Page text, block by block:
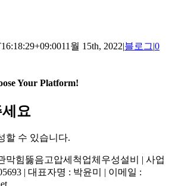
11월 15th, 2022|블로그|0
Your Platform!
요
할 수 있습니다.
막힘뚫음고압세척업체우성설비 | 사업
| 대표자명 : 박윤미 | 이메일 :